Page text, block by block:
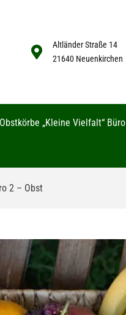
Altländer Straße 14
21640 Neuenkirchen
Obstkörbe „Kleine Vielfalt“ Büro
2 – Obst